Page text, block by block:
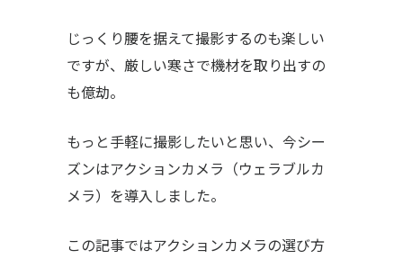
じっくり腰を据えて撮影するのも楽しい
ですが、厳しい寒さで機材を取り出すの
も億劫。
もっと手軽に撮影したいと思い、今シー
ズンはアクションカメラ（ウェラブルカ
メラ）を導入しました。
この記事ではアクションカメラの選び方